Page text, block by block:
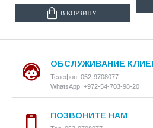
В КОРЗИНУ
ОБСЛУЖИВАНИЕ
Телефон: 052-9708077
WhatsApp: +972-54-703-98-20
ПОЗВОНИТЕ НАМ